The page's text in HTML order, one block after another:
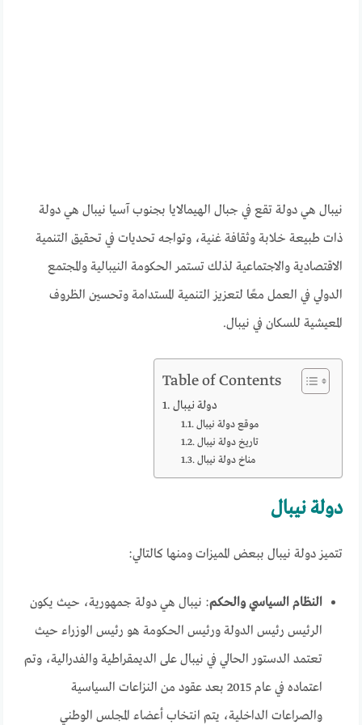
نيبال هي دولة تقع في جبال الهيمالايا بجنوب آسيا نيبال هي دولة
ذات طبيعة خلابة وثقافة غنية، وتواجه تحديات في تحقيق التنمية
الاقتصادية والاجتماعية لذلك تستمر الحكومة النيبالية والمجتمع
الدولي في العمل معًا لتعزيز التنمية المستدامة وتحسين الظروف
المعيشية للسكان في نيبال.
Table of Contents
دولة نيبال
موقع دولة نيبال
مناخ دولة نيبال
دولة نيبال
تتميز دولة نيبال ببعض المميزات ومنها كالتالي:
النظام السياسي والحكم: نيبال هي دولة جمهورية، حيث يكون
الرئيس رئيس الدولة ورئيس الحكومة هو رئيس الوزراء حيث
تعتمد الدستور الحالي في نيبال على الديمقراطية والفدرالية، وتم
اعتماده في عام 2015 بعد عقود من النزاعات السياسية
والصراعات الداخلية، يتم انتخاب أعضاء المجلس الوطني